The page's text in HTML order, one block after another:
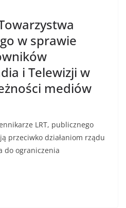
w sprawie
i Telewizji w
mediów
LRT, publicznego
przeciwko działaniom rządu
do ograniczenia